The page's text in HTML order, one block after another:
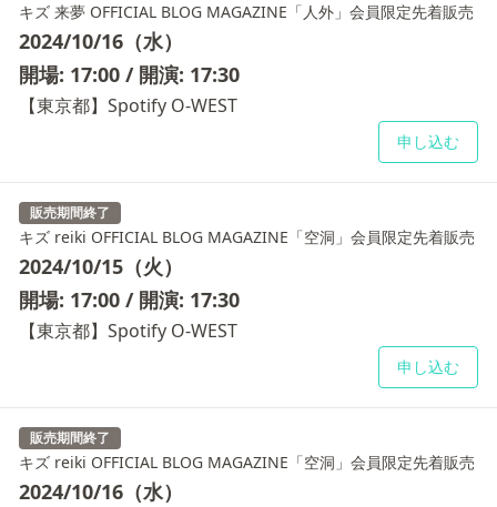
キズ 来夢 OFFICIAL BLOG MAGAZINE「人外」会員限定先着販売
2024/10/16（水）
開場: 17:00 / 開演: 17:30
【東京都】Spotify O-WEST
申し込む
キズ reiki OFFICIAL BLOG MAGAZINE「空洞」会員限定先着販売
2024/10/15（火）
開場: 17:00 / 開演: 17:30
【東京都】Spotify O-WEST
販売期間終了
申し込む
キズ reiki OFFICIAL BLOG MAGAZINE「空洞」会員限定先着販売
2024/10/16（水）
販売期間終了